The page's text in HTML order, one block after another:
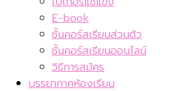
E-book
ชั้นคอร์สเรียนส่วนตัว
ชั้นคอร์สเรียนออนไลน์
วิธีการสมัคร
บรรยากาศห้องเรียน